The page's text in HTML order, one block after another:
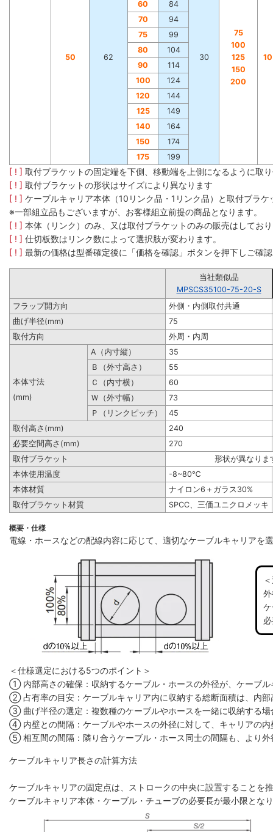
50 62 30
75
100
125
150
200
60
84
70
94
75
99
80
104
90
114
100
124
120
144
125
149
140
164
150
174
175
199
[ ! ] 取付ブラケットの固定端を下側、移動端を上側になるように取
[ ! ] 取付ブラケットの形状はサイズにより異なります
[ ! ] ケーブルキャリア本体（10リンク品・1リンク品）と取付ブラ
※一部組立品もございますが、お客様組立前提の商品となります。
[ ! ] 本体（リンク）のみ、又は取付ブラケットのみの販売はしてお
[ ! ] 仕切板数はリンク数によって選択肢が変わります。
[ ! ] 最新の価格は型番確定後に「価格を確認」ボタンを押下しご確
当社類似品
MPSCS35100-75-20-S
フラップ開方向
外側・内側取付共通
曲げ半径(mm)
75
取付方向
外周・内周
A（内寸縦）
35
Ｂ（外寸高さ）
55
本体寸法
Ｃ（内寸横）
60
(mm)
Ｗ（外寸幅）
73
Ｐ（リンクピッチ）
45
取付高さ(mm)
240
必要空間高さ(mm)
270
取付ブラケット
形状が異なりま
本体使用温度
-8~80℃
本体材質
ナイロン6＋ガラス30%
取付ブラケット材質
SPCC、三価ユニクロメッキ
概要・仕様
電線・ホースなどの配線内容に応じて、適切なケーブルキャリアを
＜仕様選定における5つのポイント＞
① 内部高さの確保：収納するケーブル・ホースの外径が、ケーブ
② 占有率の目安：ケーブルキャリア内に収納する総断面積は、内
③ 曲げ半径の選定：複数種のケーブルやホースを一緒に収納する
④ 内壁との間隔：ケーブルやホースの外径に対して、キャリアの
⑤ 相互間の間隔：隣り合うケーブル・ホース同士の間隔も、より
ケーブルキャリア長さの計算方法
ケーブルキャリアの固定点は、ストロークの中央に設置することを
ケーブルキャリア本体・ケーブル・チューブの必要長が最小限とな